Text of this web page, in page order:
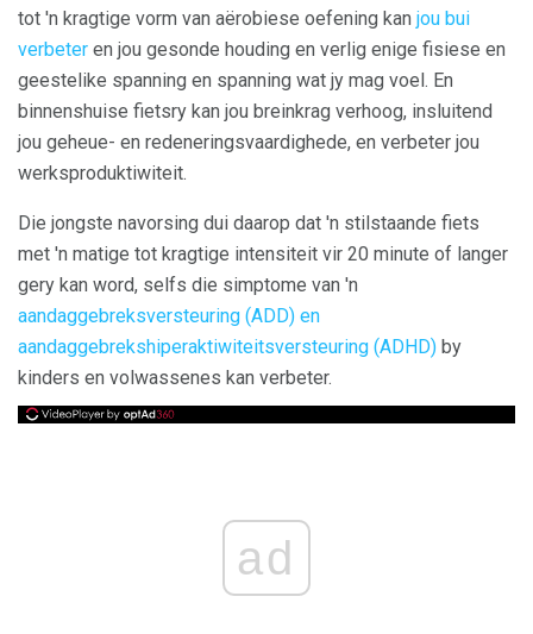
tot 'n kragtige vorm van aërobiese oefening kan jou bui
verbeter en jou gesonde houding en verlig enige fisiese en
geestelike spanning en spanning wat jy mag voel. En
binnenshuise fietsry kan jou breinkrag verhoog, insluitend
jou geheue- en redeneringsvaardighede, en verbeter jou
werksproduktiwiteit.
Die jongste navorsing dui daarop dat 'n stilstaande fiets
met 'n matige tot kragtige intensiteit vir 20 minute of langer
gery kan word, selfs die simptome van 'n
aandaggebreksversteuring (ADD) en
aandaggebrekshiperaktiwiteitsversteuring (ADHD) by
kinders en volwassenes kan verbeter.
ad